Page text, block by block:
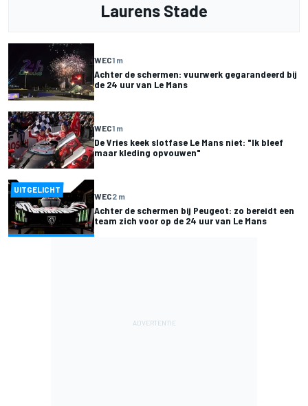
Laurens Stade
WEC1 m
Achter de schermen: vuurwerk gegarandeerd bij
de 24 uur van Le Mans
WEC1 m
De Vries keek slotfase Le Mans niet: "Ik bleef
maar kleding opvouwen"
UITGELICHT
WEC2 m
Achter de schermen bij Peugeot: zo bereidt een
team zich voor op de 24 uur van Le Mans